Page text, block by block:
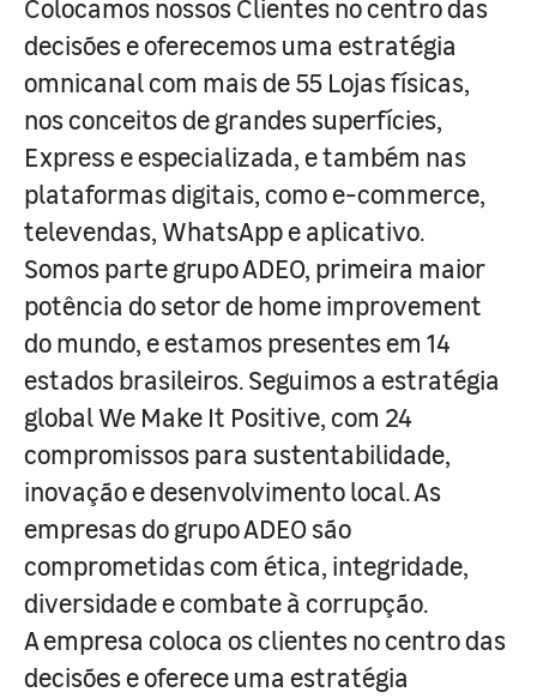
Colocamos nossos Clientes no centro das
decisões e oferecemos uma estratégia
omnicanal com mais de 55 Lojas físicas,
nos conceitos de grandes superfícies,
Express e especializada, e também nas
plataformas digitais, como e-commerce,
televendas, WhatsApp e aplicativo.
Somos parte grupo ADEO, primeira maior
potência do setor de home improvement
do mundo, e estamos presentes em 14
estados brasileiros. Seguimos a estratégia
global We Make It Positive, com 24
compromissos para sustentabilidade,
inovação e desenvolvimento local. As
empresas do grupo ADEO são
comprometidas com ética, integridade,
diversidade e combate à corrupção.
A empresa coloca os clientes no centro das
decisões e oferece uma estratégia